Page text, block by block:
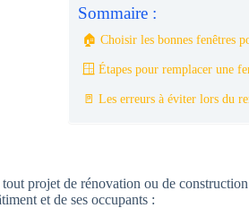
Sommaire :
🏠 Choisir les bonnes fenêtres
🪟 Étapes pour remplacer une
🚪 Les erreurs à éviter lors du
projet de rénovation ou de
et de ses occupants :